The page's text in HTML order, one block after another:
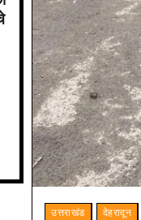
उत्तराखंड देहरादून